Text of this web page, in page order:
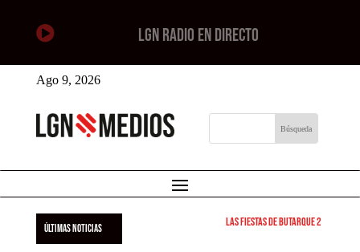
 LGN RADIO EN DIRECTO
Ago 9, 2026
ÚLTIMAS NOTICIAS Las Fiestas de Butarque 2026